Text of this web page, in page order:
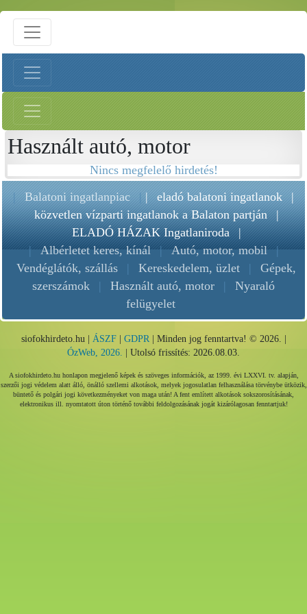
Használt autó, motor
Nincs megfelelő hirdetés!
| Balatoni ingatlanpiac || eladó balatoni ingatlanok |
közvetlen vízparti ingatlanok a Balaton partján |
ELADÓ HÁZAK Ingatlaniroda |
| Albérletet keres, kínál | Autó, motor, mobil |
Vendéglátók, szállás
| Kereskedelem, üzlet |
Gépek,
szerszámok
| Használt autó, motor |
Nyaraló
felügyelet
siofokhirdeto.hu | ÁSZF| GDPR| Minden jog fenntartva! © 2026. |
ÓzWeb, 2026.
| Utolsó frissítés: 2026.08.03.
A siofokhirdeto.hu honlapon megjelenő képek és szöveges információk, az 1999. évi LXXVI. tv. alapján,
szerzői jogi védelem alatt álló, önálló szellemi alkotások, melyek jogosulatlan felhasználása törvénybe ütközik,
büntető és polgári jogi következményeket von maga után! A fent említett alkotások sokszorosításának,
elektronikus ill. nyomtatott úton történő további feldolgozásának jogát kizárólagosan fenntartjuk!